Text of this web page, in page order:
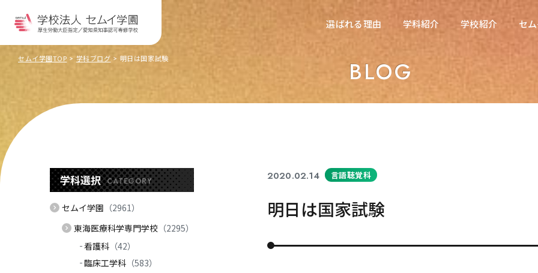
選ばれる理由 学科紹介 学校紹介 セ
選ばれる理由 学科紹介 学校紹介
東海医療科学専門学校
東海歯科医療専門学校
東海医療工学専門学校
セ
セムイ学園TOP 学科ブログ 明日は国家試験 BLOG
2020.02.14 言語聴覚科
明日は国家試験
学科選択 CATEGORY
セムイ学園 （2961）
東海医療科学専門学校 （2295）
看護科 （42）
臨床工学科 （583）